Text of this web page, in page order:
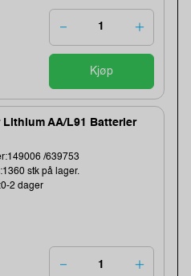
Kjøp
Lithium AA/L91 Batterier
/639753
stk på lager.
2 dager